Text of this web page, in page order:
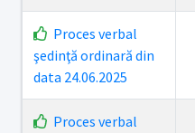
Proces verbal
şedinţă ordinară din
data 24.06.2025
Proces verbal